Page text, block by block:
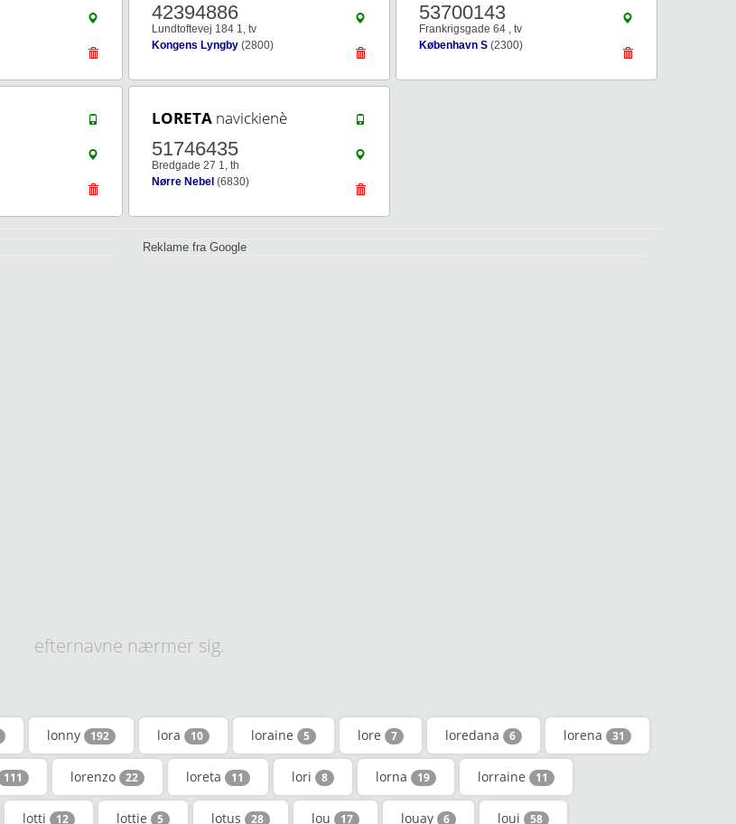
42394886
Lundtoftevej 184 1, tv
Kongens Lyngby (2800)
53700143
Frankrigsgade 64 , tv
København S (2300)
LORETA navickienè
51746435
Bredgade 27 1, th
Nørre Nebel (6830)
Reklame fra Google
efternavne nærmer sig.
lonny 192 lora 10 loraine 5 lore 7 loredana 6 lorena 31
111 lorenzo 22 loreta 11 lori 8 lorna 19 lorraine 11
lotti 12 lottie 5 lotus 28 lou 17 louay 6 loui 58